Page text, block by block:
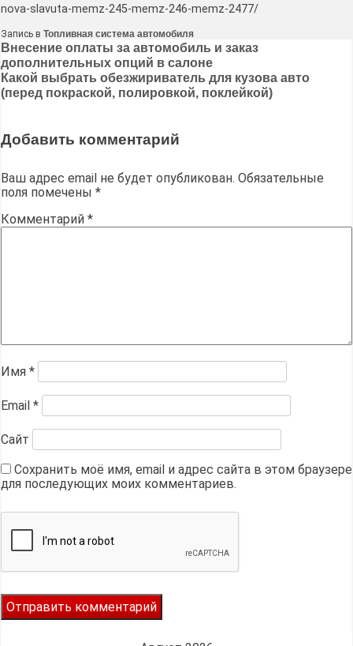
nova-slavuta-memz-245-memz-246-memz-2477/
Запись в Топливная система автомобиля
Навигация
по
записям
Внесение оплаты за автомобиль и заказ
дополнительных опций в салоне
Какой выбрать обезжириватель для кузова авто
(перед покраской, полировкой, поклейкой)
Добавить комментарий
Ваш адрес email не будет опубликован. Обязательные
поля помечены *
Комментарий *
Имя *
Email *
Сайт
Сохранить моё имя, email и адрес сайта в этом браузере
для последующих моих комментариев.